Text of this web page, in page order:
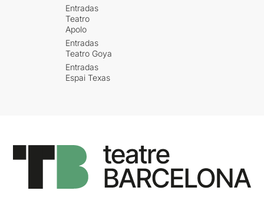
Entradas
Teatro
Apolo
Entradas
Teatro Goya
Entradas
Espai Texas